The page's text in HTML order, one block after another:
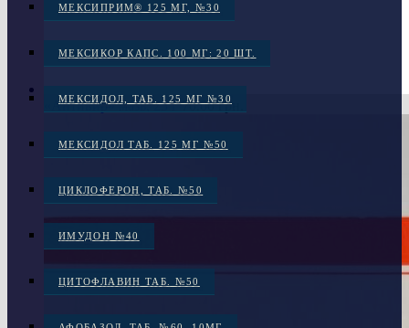
МЕКСИПРИМ® 125 МГ, №30
МЕКСИКОР КАПС. 100 МГ: 20 ШТ.
МЕКСИДОЛ, ТАБ. 125 МГ №30
МЕКСИДОЛ ТАБ. 125 МГ №50
ЦИКЛОФЕРОН, ТАБ. №50
ИМУДОН №40
ЦИТОФЛАВИН ТАБ. №50
«Антивир» мазь, 25 г 70.00грн.